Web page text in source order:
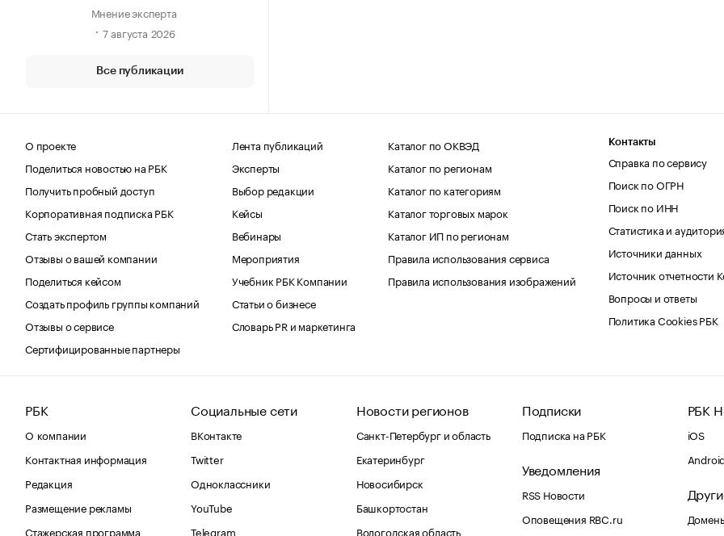
Мнение эксперта
7 августа 2026
Все публикации
О проекте
Поделиться новостью на РБК
Получить пробный доступ
Корпоративная подписка РБК
Стать экспертом
Отзывы о вашей компании
Поделиться кейсом
Создать профиль группы компаний
Отзывы о сервисе
Сертифицированные партнеры
Лента публикаций
Эксперты
Выбор редакции
Кейсы
Вебинары
Мероприятия
Учебник РБК Компании
Статьи о бизнесе
Словарь PR и маркетинга
Каталог по ОКВЭД
Каталог по регионам
Каталог по категориям
Каталог торговых марок
Каталог ИП по регионам
Правила использования сервиса
Правила использования изображений
Контакты
Справка по сервису
Поиск по ОГРН
Поиск по ИНН
Статистика и
Источники данных
Источник отчетности
Вопросы и ответы
Политика Cookies РБК
РБК
О компании
Контактная информация
Редакция
Размещение рекламы
Стажерская программа
Социальные сети
ВКонтакте
Twitter
Одноклассники
YouTube
Telegram
Новости регионов
Санкт-Петербург и область
Екатеринбург
Новосибирск
Башкортостан
Вологодская область
Подписки
Подписка на РБК
Уведомления
RSS Новости
Оповещения RBC.ru
РБК
iOS